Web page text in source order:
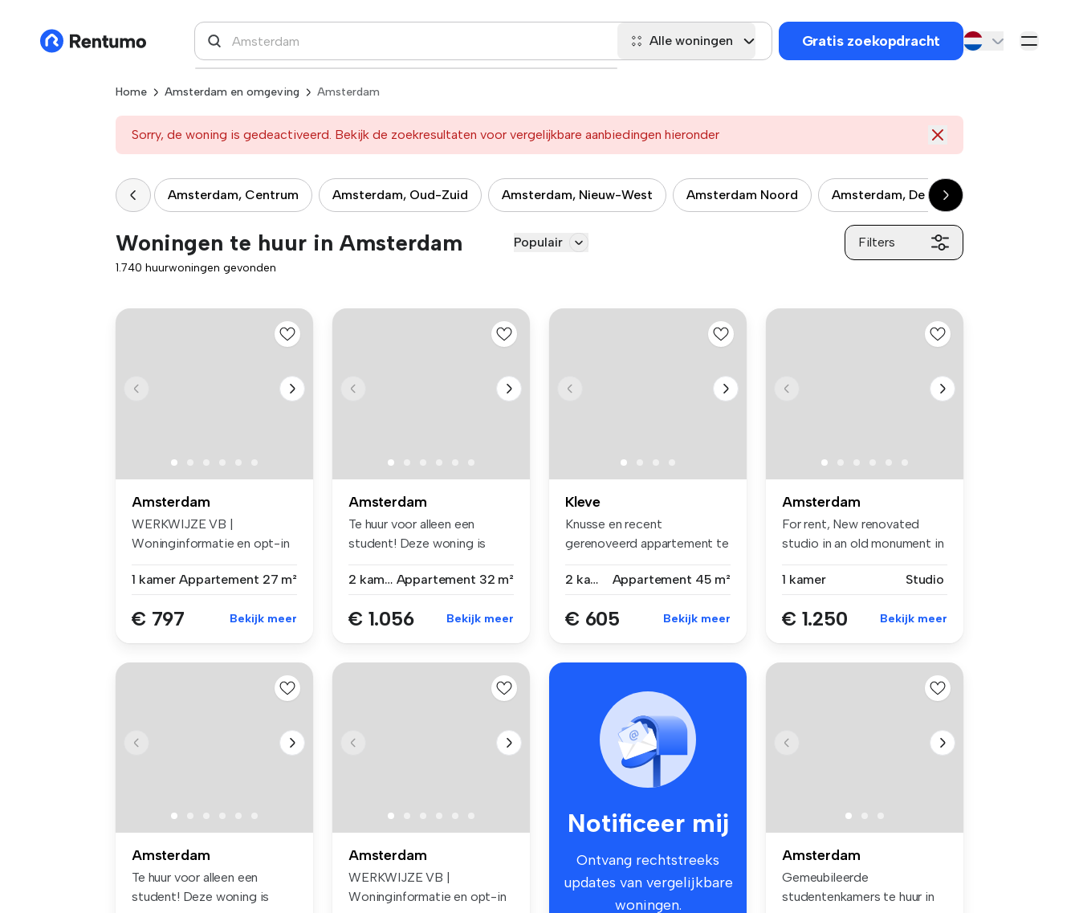
Alle woningen Gratis zoekopdracht
Home Amsterdam en omgeving Amsterdam
Sorry, de woning is gedeactiveerd. Bekijk de zoekresultaten voor vergelijkbare aanbiedingen hieronder
Amsterdam, Centrum Amsterdam, Oud-Zuid Amsterdam, Nieuw-West Amsterdam Noord Amsterdam, De Baarsjes
Woningen te huur in Amsterdam Populair Filters
1.740 huurwoningen gevonden
Amsterdam
WERKWIJZE VB |
Woninginformatie en opt-in
1 kamer Appartement 27 m²
€ 797 Bekijk meer
Amsterdam
Te huur voor alleen een
student! Deze woning is
2 kamers Appartement 32 m²
€ 1.056 Bekijk meer
Kleve
Knusse en recent
gerenoveerd appartement te
2 kamers
Appartement 45 m²
€ 605 Bekijk meer
Amsterdam
For rent, New renovated
studio in an old monument in
1 kamer
Studio
€ 1.250 Bekijk meer
Amsterdam
Te huur voor alleen een
student! Deze woning is
Amsterdam
WERKWIJZE VB |
Woninginformatie en opt-in
Notificeer mij
Ontvang rechtstreeks
updates van vergelijkbare
woningen.
Amsterdam
Gemeubileerde
studentenkamers te huur in